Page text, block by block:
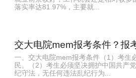
落实率达81.97%，主要就...
交大电院mem报考条件？报
一、交大电院mem报考条件（1）考生
民。（2）考生必须坚决拥护中国共产
纪守法，无任何违法乱纪行为...